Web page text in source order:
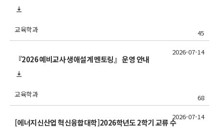
교육학과 45
『2026 예비교사 생애설계 멘토링』 운영 안내
교육학과 68
2026-07-14
[에너지신산업 혁신융합대학]2026학년도 2학기 교류 수
2026-07-14